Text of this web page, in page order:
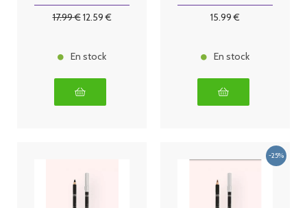
17.99€12.59€
En stock
15.99 €
En stock